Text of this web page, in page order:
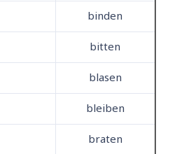
binden
bitten
blasen
bleiben
braten